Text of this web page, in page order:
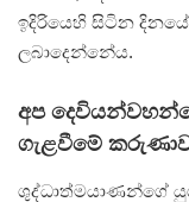
ඉදිරියෙහි සිටින
ලබාදෙන්නේය.
අප
ගැළවීමේ
ශුද්ධාත්මයාණන්ගේ